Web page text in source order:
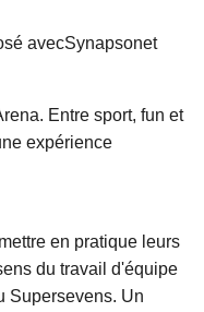
avecSynapsonet
Entre sport, fun et
expérience
en pratique leurs
du travail d'équipe
Supersevens. Un